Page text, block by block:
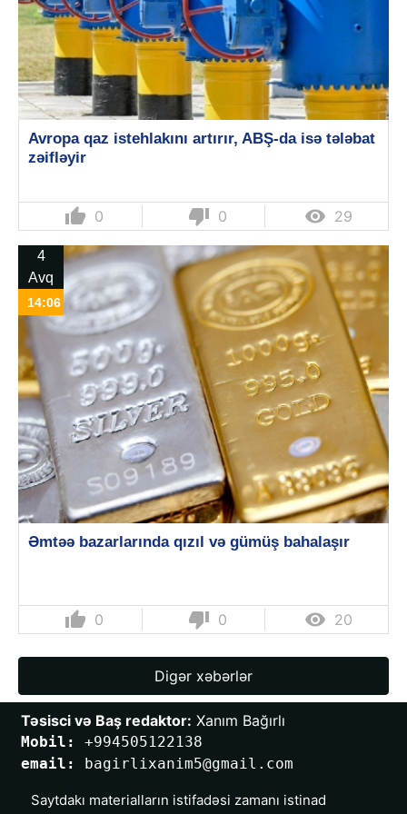
Avropa qaz istehlakını artırır, ABŞ-da isə tələbat
zəifləyir
thumb_up 0 thumb_down 0  29
4
Avq
14:06
Əmtəə bazarlarında qızıl və gümüş bahalaşır
thumb_up 0 thumb_down 0  20
Digər xəbərlər
Təsisci və Baş redaktor: Xanım Bağırlı
Mobil: +994505122138
email:
bagirlixanim5@gmail.com
Saytdakı materialların istifadəsi zamanı istinad